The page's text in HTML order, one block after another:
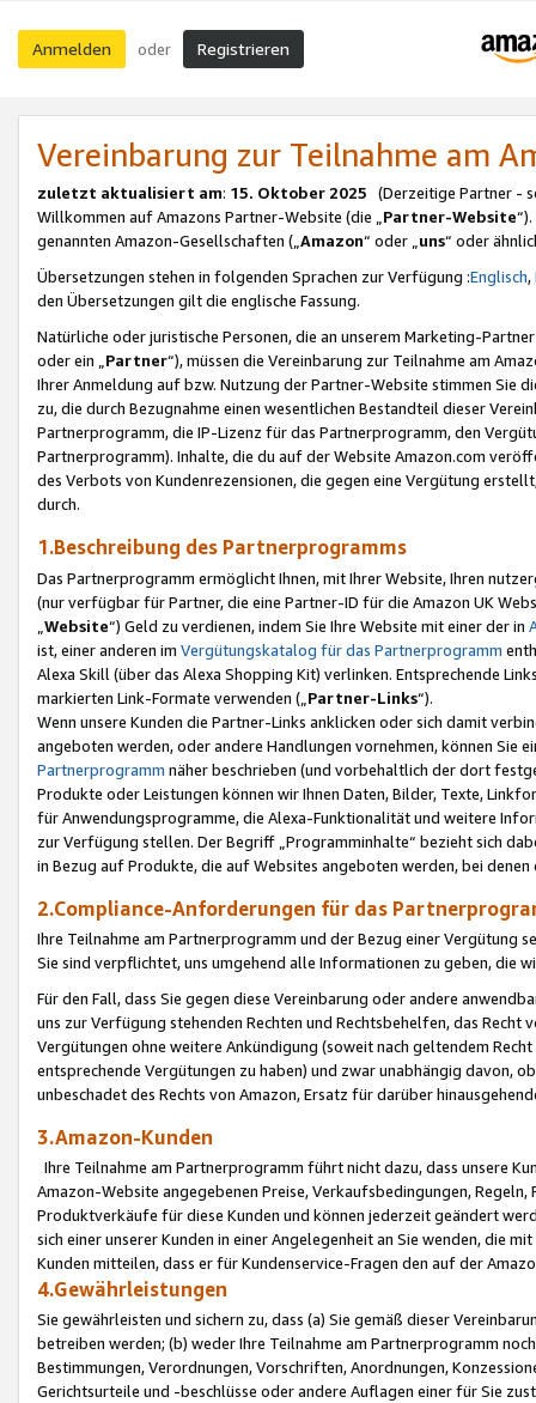
Anmelden oder Registrieren
Vereinbarung zur Teilnahme am
zuletzt aktualisiert am: 15. Oktober 2025 (Derzeitige Partner -
Willkommen auf Amazons Partner-Website (die „Partner-Website
genannten Amazon-Gesellschaften („Amazon“ oder „uns“ oder
Übersetzungen stehen in folgenden Sprachen zur Verfügung :Englisch,
den Übersetzungen gilt die englische Fassung.
Natürliche oder juristische Personen, die an unserem Marketing-
oder ein „Partner“), müssen die Vereinbarung zur Teilnahme am
Ihrer Anmeldung auf bzw. Nutzung der Partner-Website stimmen Sie
zu, die durch Bezugnahme einen wesentlichen Bestandteil dieser
Partnerprogramm, die IP-Lizenz für das Partnerprogramm, den
Partnerprogramm). Inhalte, die du auf der Website Amazon.com
des Verbots von Kundenrezensionen, die gegen eine Vergütung
durch.
1.Beschreibung des Partnerprogramms
Das Partnerprogramm ermöglicht Ihnen, mit Ihrer Website, Ihren
(nur verfügbar für Partner, die eine Partner-ID für die Amazon UK
Website“) Geld zu verdienen, indem Sie Ihre Website mit einer der in
ist, einer anderen im Vergütungskatalog für das Partnerprogramm
Alexa Skill (über das Alexa Shopping Kit) verlinken. Entsprechende
markierten Link-Formate verwenden („ Partner-Links“).
Wenn unsere Kunden die Partner-Links anklicken oder sich damit
angeboten werden, oder andere Handlungen vornehmen, können Sie
Partnerprogramm näher beschrieben (und vorbehaltlich der dort
Produkte oder Leistungen können wir Ihnen Daten, Bilder, Texte,
für Anwendungsprogramme, die Alexa-Funktionalität und weitere
zur Verfügung stellen. Der Begriff „Programminhalte“ bezieht sich
in Bezug auf Produkte, die auf Websites angeboten werden, bei
2.Compliance-Anforderungen für das
Ihre Teilnahme am Partnerprogramm und der Bezug einer Vergütung
Sie sind verpflichtet, uns umgehend alle Informationen zu geben, die
Für den Fall, dass Sie gegen diese Vereinbarung oder andere
uns zur Verfügung stehenden Rechten und Rechtsbehelfen, das
Vergütungen ohne weitere Ankündigung (soweit nach geltendem
entsprechende Vergütungen zu haben) und zwar unabhängig davon,
unbeschadet des Rechts von Amazon, Ersatz für darüber
3.Amazon-Kunden
Ihre Teilnahme am Partnerprogramm führt nicht dazu, dass unsere
Amazon-Website angegebenen Preise, Verkaufsbedingungen,
Produktverkäufe für diese Kunden und können jederzeit geändert
sich einer unserer Kunden in einer Angelegenheit an Sie wenden, die
Kunden mitteilen, dass er für Kundenservice-Fragen den auf der
4.Gewährleistungen
Sie gewährleisten und sichern zu, dass (a) Sie gemäß dieser
betreiben werden; (b) weder Ihre Teilnahme am Partnerprogramm
Bestimmungen, Verordnungen, Vorschriften, Anordnungen,
Gerichtsurteile und -beschlüsse oder andere Auflagen einer für Sie